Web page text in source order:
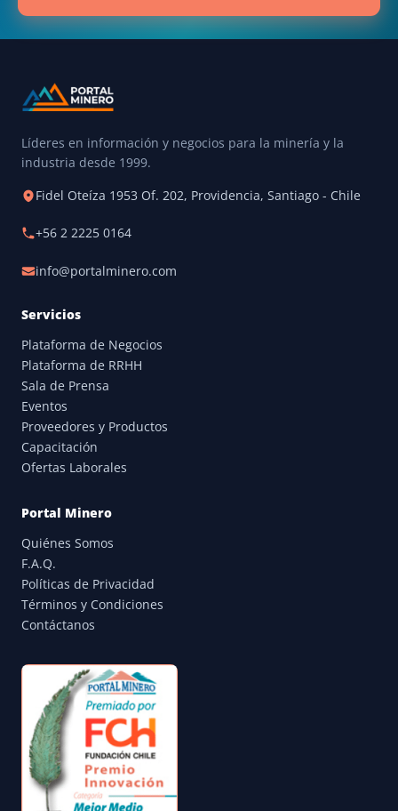
Líderes en información y negocios para la minería y la
industria desde 1999.
Fidel Oteíza 1953 Of. 202, Providencia, Santiago - Chile
+56 2 2225 0164
info@portalminero.com
Servicios
Plataforma de Negocios
Plataforma de RRHH
Sala de Prensa
Eventos
Proveedores y Productos
Capacitación
Ofertas Laborales
Portal Minero
Quiénes Somos
F.A.Q.
Políticas de Privacidad
Términos y Condiciones
Contáctanos